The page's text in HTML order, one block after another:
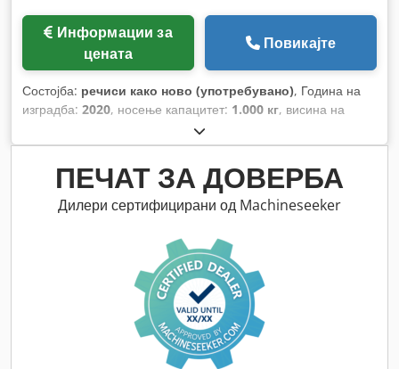
цената
Повикајте
Состојба: речиси како ново (употребувано), Година на
изградба: 2020, носење капацитет: 1.000 кг, висина на
, градежна височина:
работни часови:1.306 h, тип на гориво:електричен, тип на
јарбол:дуплекс ,
ПЕЧАТ ЗА ДОВЕРБА
Дилери сертифицирани од Machineseeker